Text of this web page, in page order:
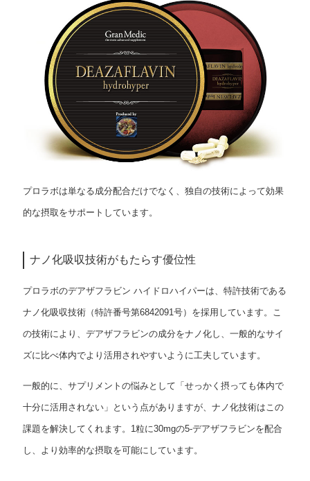
プロラボは単なる成分配合だけでなく、独自の技術によって効果
的な摂取をサポートしています。
ナノ化吸収技術がもたらす優位性
プロラボのデアザフラビン ハイドロハイパーは、特許技術である
ナノ化吸収技術（特許番号第6842091号）を採用しています。こ
の技術により、デアザフラビンの成分をナノ化し、一般的なサイ
ズに比べ体内でより活用されやすいように工夫しています。
一般的に、サプリメントの悩みとして「せっかく摂っても体内で
十分に活用されない」という点がありますが、ナノ化技術はこの
課題を解決してくれます。1粒に30mgの5-デアザフラビンを配合
し、より効率的な摂取を可能にしています。